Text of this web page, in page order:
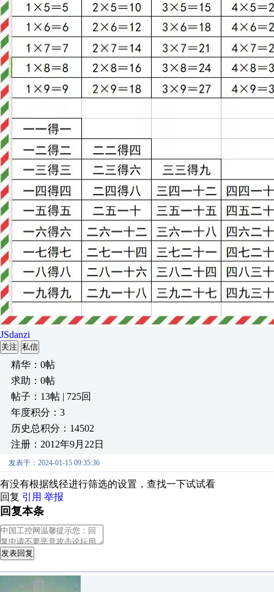
JSdanzi
关注 私信
精华：0帖
求助：0帖
帖子：13帖 | 725回
年度积分：3
历史总积分：14502
注册：2012年9月22日
发表于：2024-01-15 09:35:36
有没有根据线径进行筛选的设置，查找一下试试看
回复 引用 举报
回复本条
发表回复